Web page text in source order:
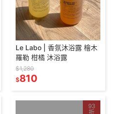
Le Labo | 香氛沐浴露 檜木
羅勒 柑橘 沐浴露
$1,280
$810
93
折